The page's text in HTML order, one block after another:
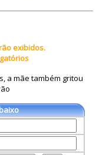
exibidos.
a mãe também gritou